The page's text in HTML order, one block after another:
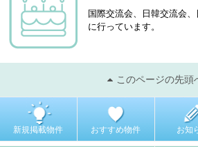
国際交流会、日韓交流会
に行っています。
このページの先頭
新規掲載物件 おすすめ物件 お知